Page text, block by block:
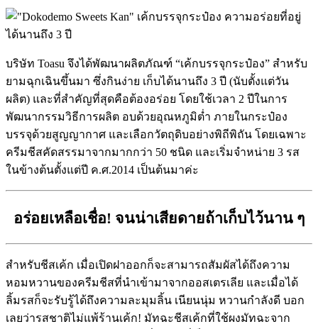
บริษัท Toasu จึงได้พัฒนาผลิตภัณฑ์ “เค้กบรรจุกระป๋อง” สำหรับ
ยามฉุกเฉินขึ้นมา ซึ่งกินง่าย เก็บได้นานถึง 3 ปี (นับตั้งแต่วัน
ผลิต) และที่สำคัญที่สุดคือต้องอร่อย โดยใช้เวลา 2 ปีในการ
พัฒนากรรมวิธีการผลิต อบด้วยอุณหภูมิต่ำ ภายในกระป๋อง
บรรจุด้วยสูญญากาศ และเลือกวัตถุดิบอย่างพิถีพิถัน โดยเฉพาะ
ครีมชีสคัดสรรมาจากมากกว่า 50 ชนิด และเริ่มจำหน่าย 3 รส
ในข้างต้นตั้งแต่ปี ค.ศ.2014 เป็นต้นมาค่ะ
อร่อยเหลือเชื่อ! จนน่าเสียดายถ้าเก็บไว้นาน ๆ
สำหรับชีสเค้ก เมื่อเปิดฝาออกก็จะสามารถสัมผัสได้ถึงความ
หอมหวานของครีมชีสที่นำเข้ามาจากออสเตรเลีย และเมื่อได้
ลิ้มรสก็จะรับรู้ได้ถึงความละมุมลิ้น เนียนนุ่ม หวานกำลังดี บอก
เลยว่ารสชาติไม่แพ้ร้านเค้ก! มัทฉะชีสเค้กที่ใช้ผงมัทฉะจาก